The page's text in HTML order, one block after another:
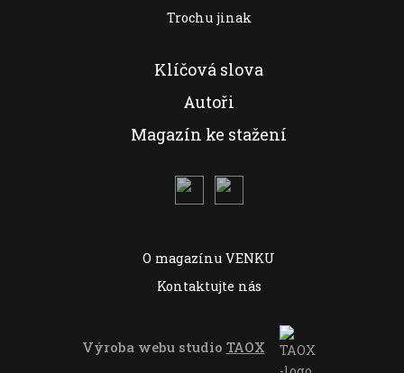
Trochu jinak
Klíčová slova
Autoři
Magazín ke stažení
O magazínu VENKU
Kontaktujte nás
Výroba webu studio TAOX